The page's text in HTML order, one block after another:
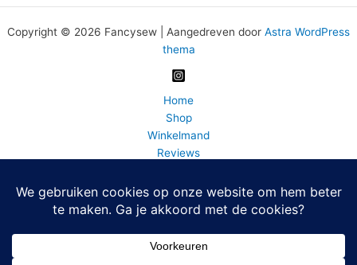
Copyright © 2026 Fancysew | Aangedreven door Astra WordPress
thema
Home
Shop
Winkelmand
Reviews
BLOG
FAQ
Fancy Sew info en contact